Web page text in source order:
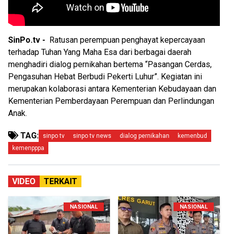
SinPo.tv -
Ratusan perempuan penghayat kepercayaan
terhadap Tuhan Yang Maha Esa dari berbagai daerah
menghadiri dialog pernikahan bertema “Pasangan Cerdas,
Pengasuhan Hebat Berbudi Pekerti Luhur”. Kegiatan ini
merupakan kolaborasi antara Kementerian Kebudayaan dan
Kementerian Pemberdayaan Perempuan dan Perlindungan
Anak.
TAG: sinpo tv sinpo tv news dialog pernikahan
kemenbud
kemenpppa
VIDEO TERKAIT
NASIONAL NASIONAL